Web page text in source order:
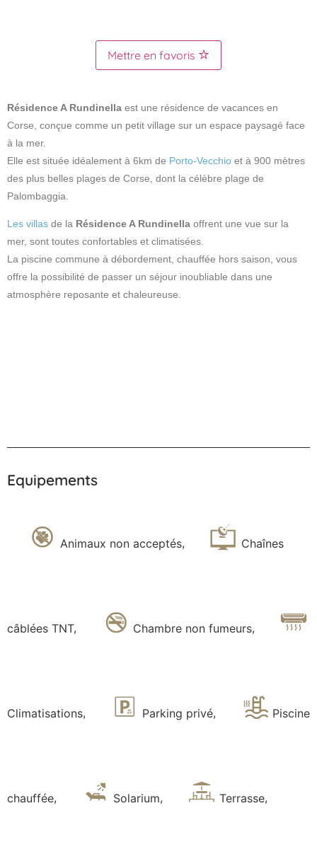
Mettre en favoris
Résidence A Rundinella est une résidence de vacances en
Corse, conçue comme un petit village sur un espace paysagé face
à la mer.
Elle est située idéalement à 6km de Porto-Vecchio et à 900 mètres
des plus belles plages de Corse, dont la célèbre plage de
Palombaggia.
Les villas de la Résidence A Rundinella offrent une vue sur la
mer, sont toutes confortables et climatisées.
La piscine commune à débordement, chauffée hors saison, vous
offre la possibilité de passer un séjour inoubliable dans une
atmosphère reposante et chaleureuse.
Equipements
Animaux non acceptés, Chaînes
câblées TNT, Chambre non fumeurs,
Climatisations, Parking privé, Piscine
chauffée, Solarium, Terrasse,